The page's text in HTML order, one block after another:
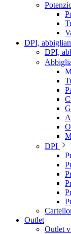
DPI,
DPI,
DPI
Outlet
Outlet